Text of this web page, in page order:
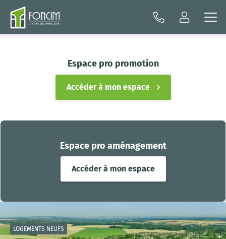
Espace pro aménagement
Accéder à mon espace
Espace pro promotion
Accéder à mon espace
LOGEMENTS NEUFS